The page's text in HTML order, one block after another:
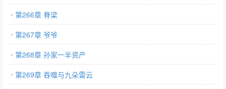
第266章 脊梁
第267章 爷爷
第268章 孙家一半资产
第269章 吞噬与九朵雷云